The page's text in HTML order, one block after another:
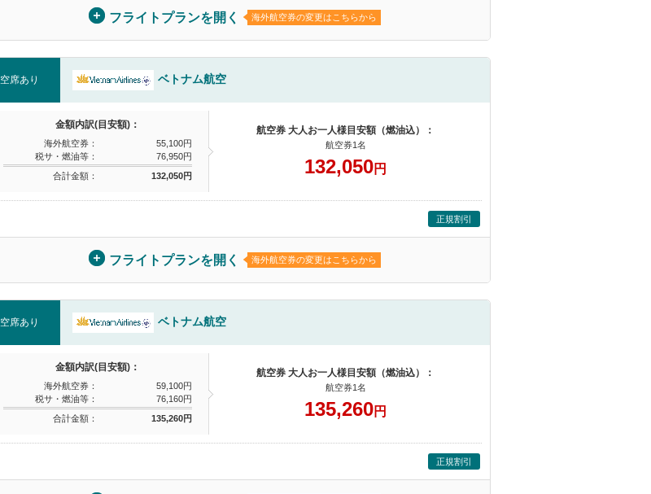
フライトプランを開く 海外航空券の変更はこちらから
空席あり ベトナム航空
金額内訳(目安額)：
海外航空券：
55,100円
税サ・燃油等：
76,950円
合計金額：
132,050円
航空券 大人お一人様目安額（燃油込）：
航空券1名
132,050円
正規割引
フライトプランを開く 海外航空券の変更はこちらから
空席あり ベトナム航空
金額内訳(目安額)：
海外航空券：
59,100円
税サ・燃油等：
76,160円
合計金額：
135,260円
航空券 大人お一人様目安額（燃油込）：
航空券1名
135,260円
正規割引